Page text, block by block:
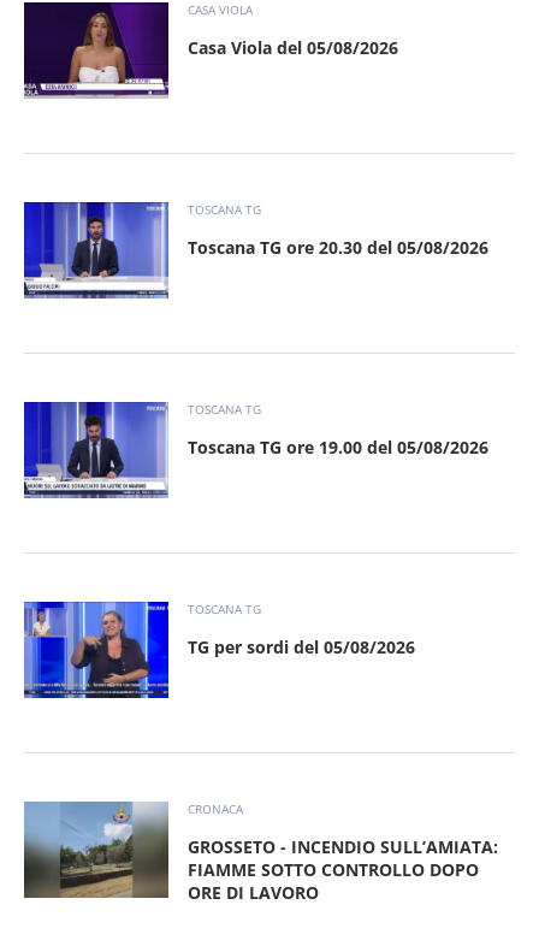
CASA VIOLA
Casa Viola del 05/08/2026
TOSCANA TG
Toscana TG ore 20.30 del 05/08/2026
TOSCANA TG
Toscana TG ore 19.00 del 05/08/2026
TOSCANA TG
TG per sordi del 05/08/2026
CRONACA
GROSSETO - INCENDIO SULL’AMIATA:
FIAMME SOTTO CONTROLLO DOPO
ORE DI LAVORO